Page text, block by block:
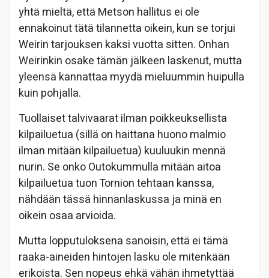
yhtä mieltä, että Metson hallitus ei ole
ennakoinut tätä tilannetta oikein, kun se torjui
Weirin tarjouksen kaksi vuotta sitten. Onhan
Weirinkin osake tämän jälkeen laskenut, mutta
yleensä kannattaa myydä mieluummin huipulla
kuin pohjalla.
Tuollaiset talvivaarat ilman poikkeuksellista
kilpailuetua (sillä on haittana huono malmio
ilman mitään kilpailuetua) kuuluukin mennä
nurin. Se onko Outokummulla mitään aitoa
kilpailuetua tuon Tornion tehtaan kanssa,
nähdään tässä hinnanlaskussa ja minä en
oikein osaa arvioida.
Mutta lopputuloksena sanoisin, että ei tämä
raaka-aineiden hintojen lasku ole mitenkään
erikoista. Sen nopeus ehkä vähän ihmetyttää